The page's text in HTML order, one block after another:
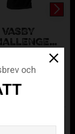
VÄSBY
SHIRT
BLACK
5252011-128
309
och